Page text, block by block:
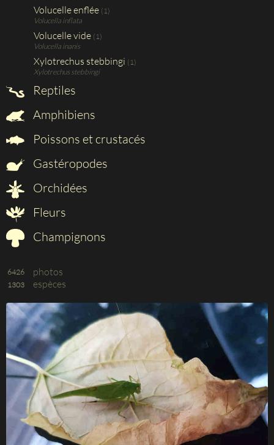
Volucelle enflée (1)
Volucella inflata
Volucelle vide (1)
Volucella inanis
Xylotrechus stebbingi (1)
Xylotrechus stebbingi
Reptiles
Amphibiens
Poissons et crustacés
Gastéropodes
Orchidées
Fleurs
Champignons
6426 photos
1303 espèces